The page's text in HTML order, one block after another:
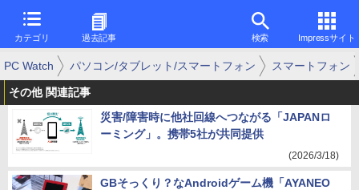
カテゴリ 過去記事 検索 Impressサイト
PC Watch パソコン/タブレット/スマートフォン スマートフォン
その他 関連記事
災害/障害時に他社回線へつながる「JAPANロ
ーミング」。携帯5社が共同提供
(2026/3/18)
GBそっくり？なAndroidゲーム機「AYANEO